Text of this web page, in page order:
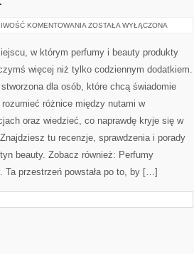
KOMENTOWANIA KOSMETYKI
ZOSTAŁA WYŁĄCZONA
w którym perfumy i beauty produkty
więcej niż tylko codziennym dodatkiem.
dla osób, które chcą świadomie
różnice między nutami w
oraz wiedzieć, co naprawdę kryje się w
tu recenzje, sprawdzenia i porady
beauty. Zobacz również: Perfumy
Ta przestrzeń powstała po to, by […]